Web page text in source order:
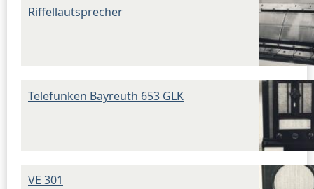
Riffellautsprecher
Telefunken Bayreuth 653 GLK
VE 301